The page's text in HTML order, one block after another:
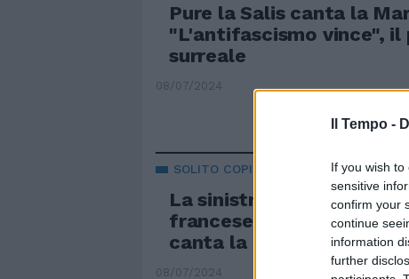
Il Tempo -
If you wish
sensitive
confirm your
continue
information
further
Pure la Salis canta la
"L'antifascismo vince", il
surreale
08/07/2024
SOLITO COPIONE
La sinistra italiana si
francese, festa grande e
canta la Marsigliese
08/07/2024